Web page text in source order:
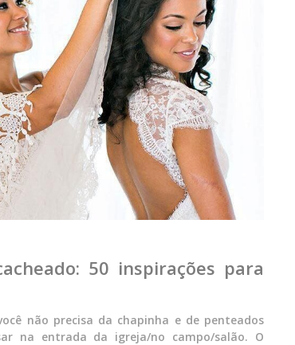
50 inspirações para
não precisa da chapinha e de penteados
na entrada da igreja/no campo/salão. O